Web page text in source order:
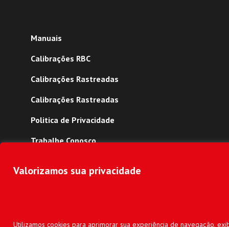
Valorizamos sua privacidade
Utilizamos cookies para aprimorar sua experiência de navegação,
Manuais
Calibrações RBC
Calibrações Rastreadas
Calibrações Rastreadas
Politica de Privacidade
Trabalhe Conosco